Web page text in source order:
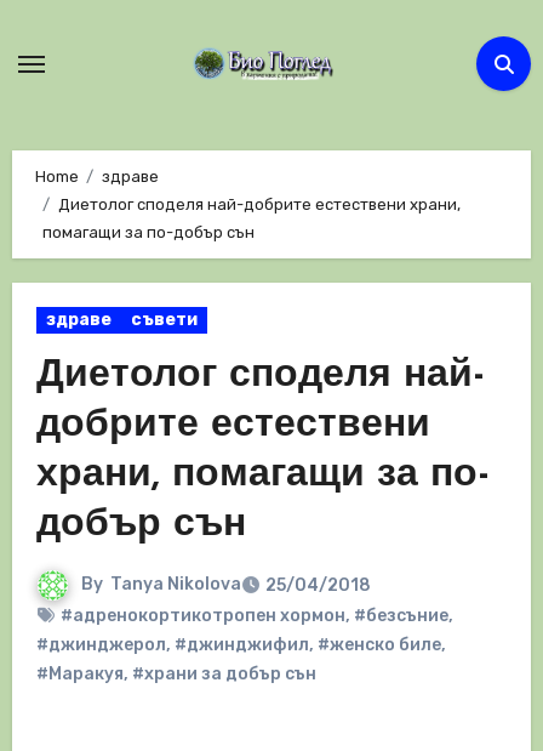
Home
здраве
Диетолог споделя най-добрите естествени храни,
помагащи за по-добър сън
здраве съвети
Диетолог споделя най-
добрите естествени
храни, помагащи за по-
добър сън
By Tanya Nikolova
25/04/2018
#адренокортикотропен хормон, #безсъние,
#джинджерол, #джинджифил, #женско биле,
#Маракуя, #храни за добър сън